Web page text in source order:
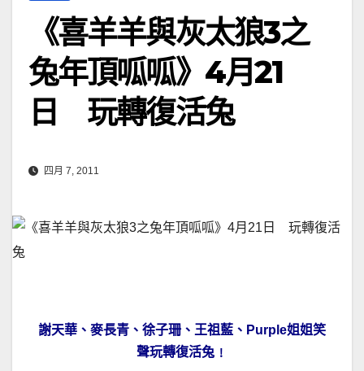
《喜羊羊與灰太狼3之
兔年頂呱呱》4月21
日 玩轉復活兔
四月 7, 2011
謝天華、麥長青、徐子珊、王祖藍、Purple姐姐笑
聲玩轉復活兔﹗